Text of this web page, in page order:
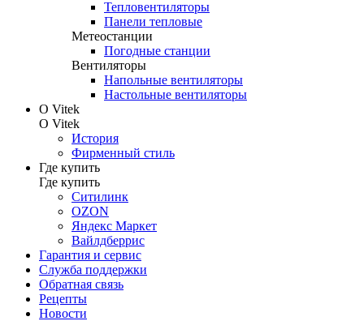
Тепловентиляторы
Панели тепловые
Метеостанции
Погодные станции
Вентиляторы
Напольные вентиляторы
Настольные вентиляторы
О Vitek
О Vitek
История
Фирменный стиль
Где купить
Где купить
Ситилинк
OZON
Яндекс Маркет
Вайлдберрис
Гарантия и сервис
Служба поддержки
Обратная связь
Рецепты
Новости